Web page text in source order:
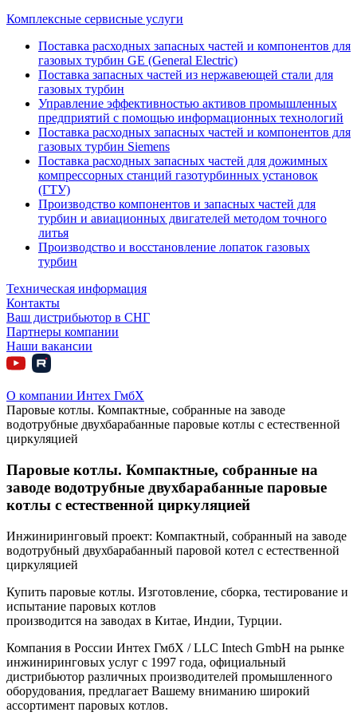
Комплексные сервисные услуги
Поставка расходных запасных частей и компонентов для
газовых турбин GE (General Electric)
Поставка запасных частей из нержавеющей стали для
газовых турбин
Управление эффективностью активов промышленных
предприятий с помощью информационных технологий
Поставка расходных запасных частей и компонентов для
газовых турбин Siemens
Поставка расходных запасных частей для дожимных
компрессорных станций газотурбинных установок
(ГТУ)
Производство компонентов и запасных частей для
турбин и авиационных двигателей методом точного
литья
Производство и восстановление лопаток газовых
турбин
Техническая информация
Контакты
Ваш дистрибьютор в СНГ
Партнеры компании
Наши вакансии
О компании Интех ГмбХ
Паровые котлы. Компактные, собранные на заводе
водотрубные двухбарабанные паровые котлы с естественной
циркуляцией
Паровые котлы. Компактные, собранные на
заводе водотрубные двухбарабанные паровые
котлы с естественной циркуляцией
Инжиниринговый проект: Компактный, собранный на заводе
водотрубный двухбарабанный паровой котел с естественной
циркуляцией
Купить паровые котлы. Изготовление, сборка, тестирование и
испытание паровых котлов
производится на заводах в Китае, Индии, Турции.
Компания в России Интех ГмбХ / LLC Intech GmbH на рынке
инжиниринговых услуг с 1997 года, официальный
дистрибьютор различных производителей промышленного
оборудования, предлагает Вашему вниманию широкий
ассортимент паровых котлов.